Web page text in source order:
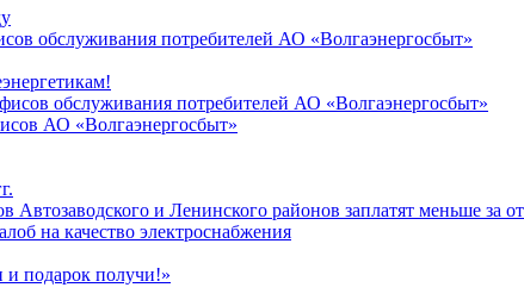
обслуживания потребителей АО «Волгаэнергосбыт»
обслуживания потребителей АО «Волгаэнергосбыт»
АО «Волгаэнергосбыт»
и Ленинского районов заплатят меньше за
на качество электроснабжения
подарок получи!»